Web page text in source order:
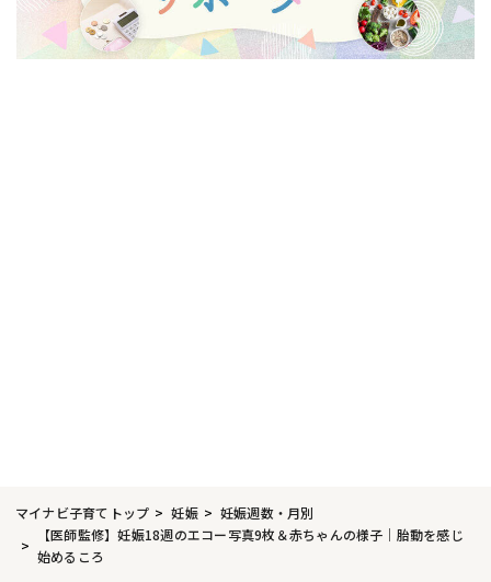
マイナビ子育てトップ 妊娠
妊娠週数・月別
【医師監修】妊娠18週のエコー写真9枚＆赤ちゃんの様子｜胎動を感じ
始めるころ